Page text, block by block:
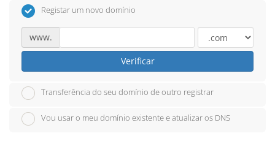
Registar um novo domínio
www.
Verificar
Transferência do seu domínio de outro registrar
Vou usar o meu domínio existente e atualizar os DNS